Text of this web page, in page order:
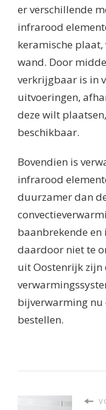
er verschillende
infrarood
keramische plaat,
wand. Door
verkrijgbaar is in
uitvoeringen,
deze wilt
beschikbaar.
Bovendien is
infrarood
duurzamer dan
baanbrekende en
daardoor niet te
uit Oostenrijk zijn
bijverwarming nu
bestellen.